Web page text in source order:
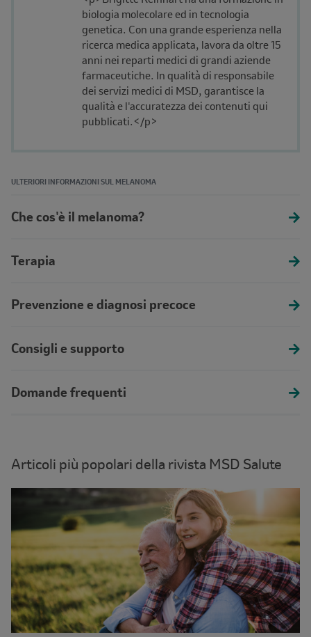
biologia molecolare ed in tecnologia
genetica. Con una grande esperienza nella
ricerca medica applicata, lavora da oltre 15
anni nei reparti medici di grandi aziende
farmaceutiche. In qualità di responsabile
dei servizi medici di MSD, garantisce la
qualità e l'accuratezza dei contenuti qui
pubblicati.</p>
ULTERIORI INFORMAZIONI SUL MELANOMA
Che cos'è il melanoma?
Terapia
Prevenzione e diagnosi precoce
Consigli e supporto
Domande frequenti
Articoli più popolari della rivista MSD Salute